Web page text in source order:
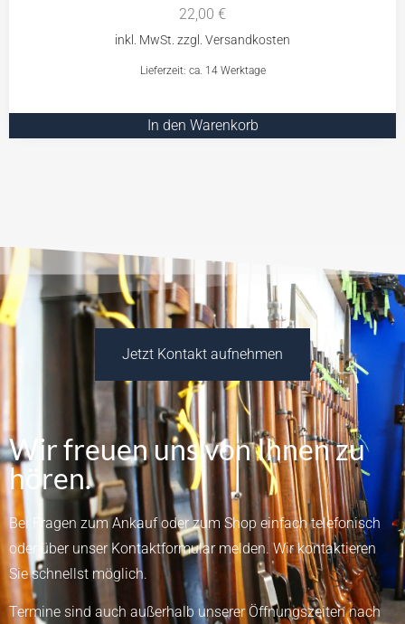
22,00 €
Lieferzeit: ca. 14 Werktage
In den Warenkorb
Jetzt Kontakt aufnehmen
Wir freuen uns von Ihnen zu
hören.
Bei Fragen zum Ankauf oder zum Shop einfach telefonisch
oder über unser Kontaktformularmelden.Wir kontaktieren
Sie schnellst möglich.
Termine sind auch außerhalb unserer Öffnungszeiten nach